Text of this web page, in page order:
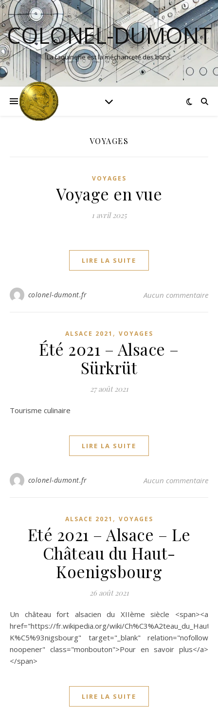
COLONEL-DUMONT
La taquinerie est la méchanceté des bons.
VOYAGES
VOYAGES
Voyage en vue
1 avril 2025
LIRE LA SUITE
colonel-dumont.fr Aucun commentaire
ALSACE 2021 , VOYAGES
Été 2021 – Alsace –
Sürkrüt
27 août 2021
Tourisme culinaire
LIRE LA SUITE
colonel-dumont.fr Aucun commentaire
ALSACE 2021 , VOYAGES
Eté 2021 – Alsace – Le
Château du Haut-
Koenigsbourg
26 août 2021
Un château fort alsacien du XIIème siècle <span><a
href="https://fr.wikipedia.org/wiki/Ch%C3%A2teau_du_Haut-
K%C5%93nigsbourg" target="_blank" relation="nofollow
noopener" class="monbouton">Pour en savoir plus</a>
</span>
LIRE LA SUITE